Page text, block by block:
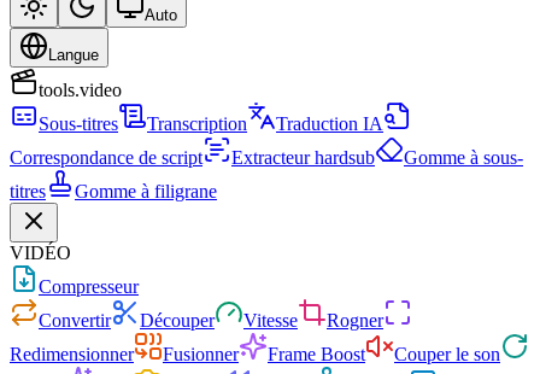
Auto
Langue
tools.video
Sous-titres
Transcription
Traduction IA
Correspondance de script
Extracteur hardsub
Gomme à sous-
titres
Gomme à filigrane
VIDÉO
Compresseur
Convertir
Découper Vitesse
Rogner
Redimensionner
Fusionner Frame Boost
Couper le son